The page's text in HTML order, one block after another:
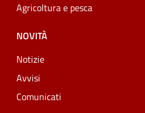
Agricoltura e pesca
NOVITÀ
Notizie
Avvisi
Comunicati